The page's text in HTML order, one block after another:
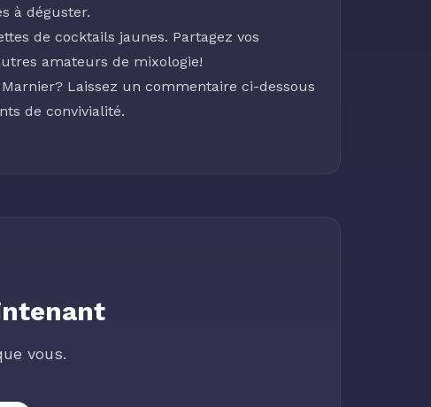
à déguster.
de cocktails jaunes. Partagez vos
amateurs de mixologie!
Laissez un commentaire ci-dessous
de convivialité.
vous.